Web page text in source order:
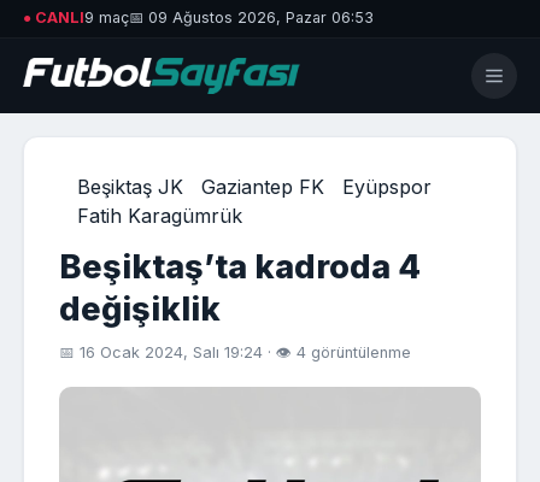
● CANLI9 maç📅 09 Ağustos 2026, Pazar 06:53
Beşiktaş JK Gaziantep FK
Eyüpspor
Fatih Karagümrük
Beşiktaş’ta kadroda 4
değişiklik
📅 16 Ocak 2024, Salı 19:24 · 👁 4 görüntülenme